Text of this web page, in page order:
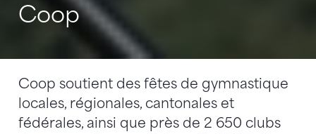
Coop
Coop soutient des fêtes de gymnastique
locales, régionales, cantonales et
fédérales, ainsi que près de 2 650 clubs